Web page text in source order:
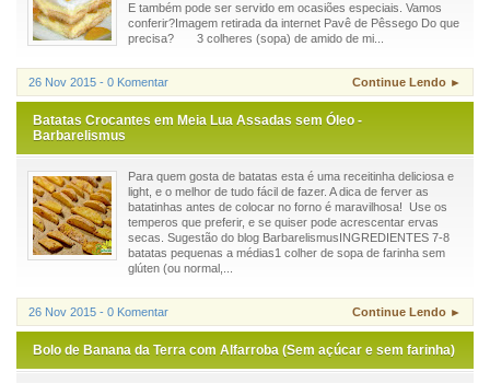
E também pode ser servido em ocasiões especiais. Vamos
conferir?Imagem retirada da internet Pavê de Pêssego Do que
precisa? 3 colheres (sopa) de amido de mi...
26 Nov 2015 - 0 Komentar Continue Lendo ►
Batatas Crocantes em Meia Lua Assadas sem Óleo -
Barbarelismus
Para quem gosta de batatas esta é uma receitinha deliciosa e
light, e o melhor de tudo fácil de fazer. A dica de ferver as
batatinhas antes de colocar no forno é maravilhosa! Use os
temperos que preferir, e se quiser pode acrescentar ervas
secas. Sugestão do blog BarbarelismusINGREDIENTES 7-8
batatas pequenas a médias1 colher de sopa de farinha sem
glúten (ou normal,...
26 Nov 2015 - 0 Komentar Continue Lendo ►
Bolo de Banana da Terra com Alfarroba (Sem açúcar e sem farinha)